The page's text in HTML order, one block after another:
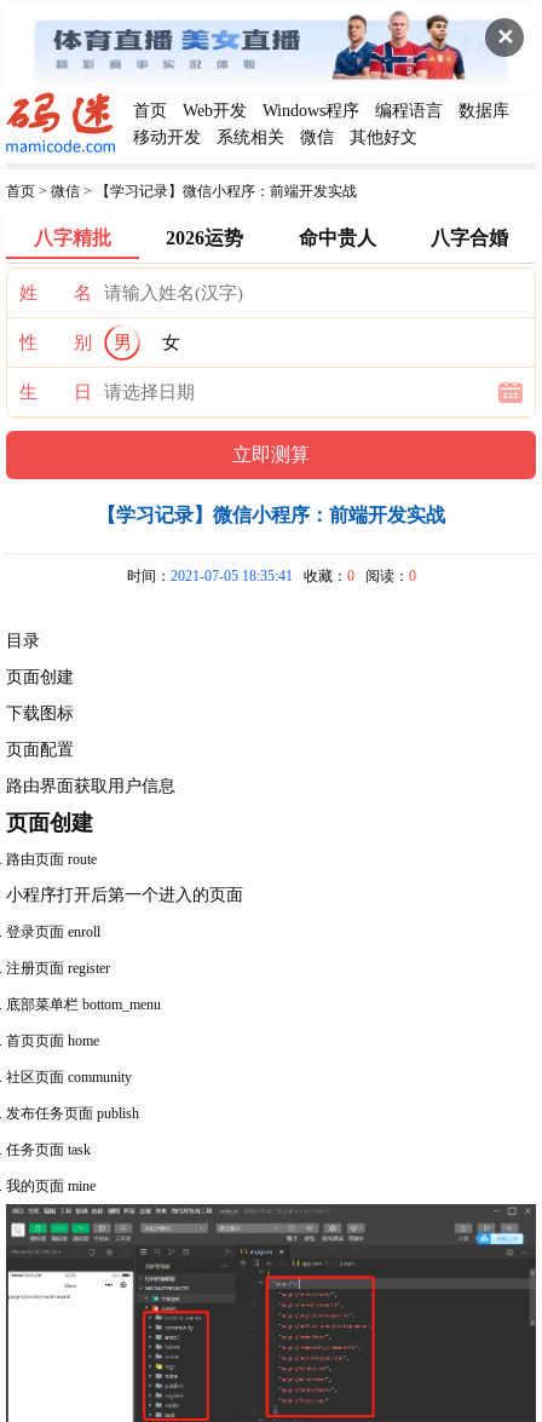
✕
首页 Web开发 Windows程序 编程语言
数据库
移动开发
系统相关 微信 其他好文
首页 > 微信 > 【学习记录】微信小程序：前端开发实战
八字精批 2026运势 命中贵人 八字合婚
姓 名
性 别 男 女
生 日
【学习记录】微信小程序：前端开发实战
时间： 2021-07-05 18:35:41 收藏： 0阅读： 0
目录
页面创建
下载图标
页面配置
路由界面获取用户信息
页面创建
路由页面 route
小程序打开后第一个进入的页面
登录页面 enroll
注册页面 register
底部菜单栏 bottom_menu
首页页面 home
社区页面 community
发布任务页面 publish
任务页面 task
我的页面 mine